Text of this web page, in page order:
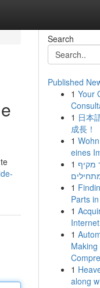
Search
Published
1 Your
1 日本
成長！
1
eines
1 מקיף
1
Parts
1
1
1
along